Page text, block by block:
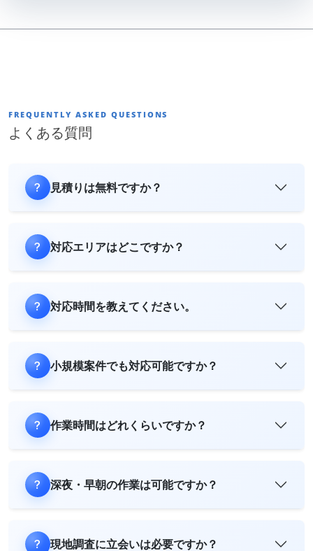
FREQUENTLY ASKED QUESTIONS
よくある質問
見積りは無料ですか？
対応エリアはどこですか？
対応時間を教えてください。
小規模案件でも対応可能ですか？
作業時間はどれくらいですか？
深夜・早朝の作業は可能ですか？
現地調査に立会いは必要ですか？